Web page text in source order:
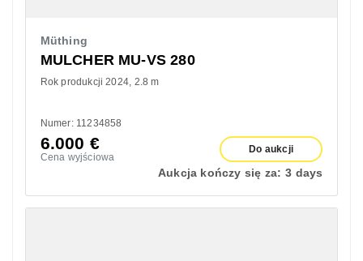
Müthing
MULCHER MU-VS 280
Rok produkcji 2024 2.8 m
Numer: 11234858
6.000 €
Cena wyjściowa
Do aukcji
Aukcja kończy się za: 3 days